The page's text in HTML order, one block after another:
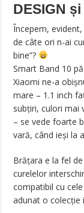
DESIGN
Începem,
de câte ori n-ai
bine”?
Smart Band 10
Xiaomi ne-a
mare – 1.1 inch
subțiri, culori mai
– se vede foarte
vară, când ieși la
Brățara e la fel
curelelor
compatibil cu
adunat o colecție